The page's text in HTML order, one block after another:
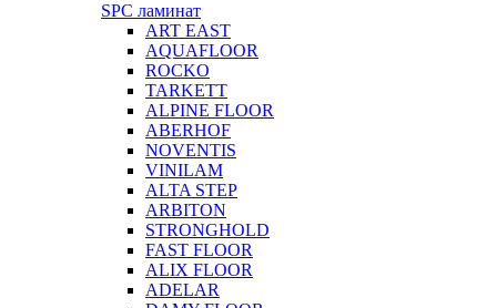
SPC ламинат
ART EAST
AQUAFLOOR
ROCKO
TARKETT
ALPINE FLOOR
ABERHOF
NOVENTIS
VINILAM
ALTA STEP
ARBITON
STRONGHOLD
FAST FLOOR
ALIX FLOOR
ADELAR